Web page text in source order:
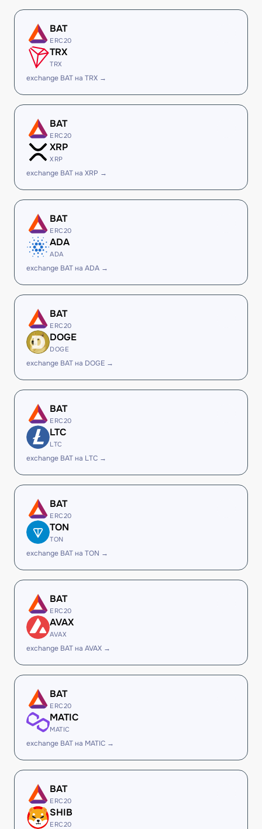
BAT
ERC20
TRX
TRX
exchange BAT на TRX →
BAT
ERC20
XRP
XRP
exchange BAT на XRP →
BAT
ERC20
ADA
ADA
exchange BAT на ADA →
BAT
ERC20
DOGE
DOGE
exchange BAT на DOGE →
BAT
ERC20
LTC
LTC
exchange BAT на LTC →
BAT
ERC20
TON
TON
exchange BAT на TON →
BAT
ERC20
AVAX
AVAX
exchange BAT на AVAX →
BAT
ERC20
MATIC
MATIC
exchange BAT на MATIC →
BAT
ERC20
SHIB
ERC20